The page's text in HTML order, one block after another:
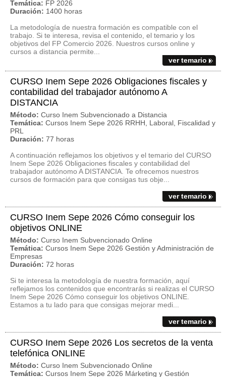
Temática: FP 2026
Duración: 1400 horas
La metodología de nuestra formación es compatible con el
trabajo. Si te interesa, revisa el contenido, el temario y los
objetivos del FP Comercio 2026. Nuestros cursos online y
cursos a distancia permite...
ver temario
CURSO Inem Sepe 2026 Obligaciones fiscales y
contabilidad del trabajador autónomo A
DISTANCIA
Método: Curso Inem Subvencionado a Distancia
Temática: Cursos Inem Sepe 2026 RRHH, Laboral, Fiscalidad y
PRL
Duración: 77 horas
A continuación reflejamos los objetivos y el temario del CURSO
Inem Sepe 2026 Obligaciones fiscales y contabilidad del
trabajador autónomo A DISTANCIA. Te ofrecemos nuestros
cursos de formación para que consigas tus obje...
ver temario
CURSO Inem Sepe 2026 Cómo conseguir los
objetivos ONLINE
Método: Curso Inem Subvencionado Online
Temática: Cursos Inem Sepe 2026 Gestión y Administración de
Empresas
Duración: 72 horas
Si te interesa la metodología de nuestra formación, aquí
reflejamos los contenidos que encontrarás si realizas el CURSO
Inem Sepe 2026 Cómo conseguir los objetivos ONLINE.
Estamos a tu lado para que consigas mejorar medi...
ver temario
CURSO Inem Sepe 2026 Los secretos de la venta
telefónica ONLINE
Método: Curso Inem Subvencionado Online
Temática: Cursos Inem Sepe 2026 Márketing y Gestión